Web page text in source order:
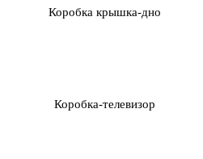
Коробка крышка-дно
Коробка-телевизор